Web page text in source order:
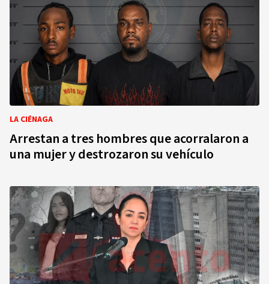
LA CIÉNAGA
Arrestan a tres hombres que acorralaron a
una mujer y destrozaron su vehículo